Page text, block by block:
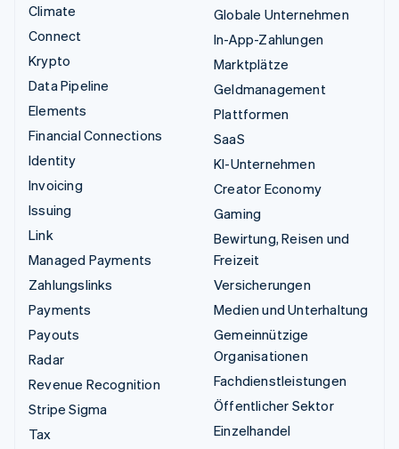
Climate
Connect
Krypto
Data Pipeline
Elements
Financial Connections
Identity
Invoicing
Issuing
Link
Managed Payments
Zahlungslinks
Payments
Payouts
Radar
Revenue Recognition
Stripe Sigma
Tax
Globale Unternehmen
In-App-Zahlungen
Marktplätze
Geldmanagement
Plattformen
SaaS
KI-Unternehmen
Creator Economy
Gaming
Bewirtung, Reisen und
Freizeit
Versicherungen
Medien und Unterhaltung
Gemeinnützige
Organisationen
Fachdienstleistungen
Öffentlicher Sektor
Einzelhandel